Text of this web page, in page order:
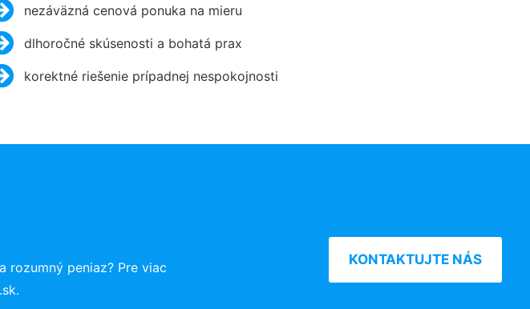
nezáväzná cenová ponuka na mieru
dlhoročné skúsenosti a bohatá prax
korektné riešenie prípadnej nespokojnosti
rozumný peniaz? Pre viac
KONTAKTUJTE NÁS